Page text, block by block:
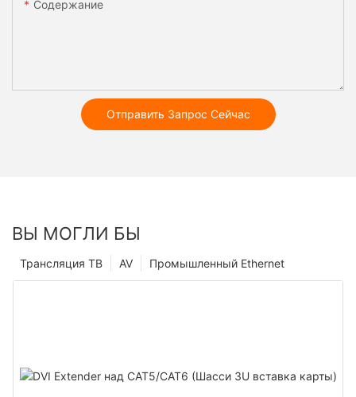
Содержание
Отправить Запрос Сейчас
ВЫ МОГЛИ БЫ
Промышленный Ethernet
AV
Трансляция ТВ